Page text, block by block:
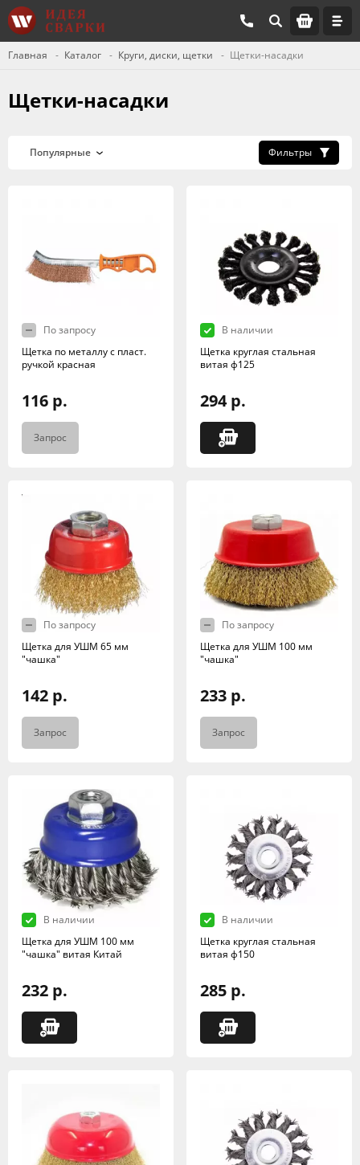
Главная Каталог Круги, диски, щетки Щетки-насадки
Щетки-насадки
Фильтры
По запросу
Щетка по металлу с пласт.
ручкой красная
116 р.
Запрос
В наличии
Щетка круглая стальная
витая ф125
294 р.
По запросу
Щетка для УШМ 65 мм
"чашка"
142 р.
Запрос
По запросу
Щетка для УШМ 100 мм
"чашка"
233 р.
Запрос
В наличии
Щетка для УШМ 100 мм
"чашка" витая Китай
232 р.
В наличии
Щетка круглая стальная
витая ф150
285 р.